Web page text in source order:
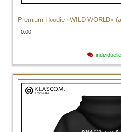
Premium Hoodie »WILD WORLD«
0.00